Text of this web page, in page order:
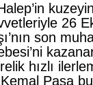
26
son
hızlı
Paşa